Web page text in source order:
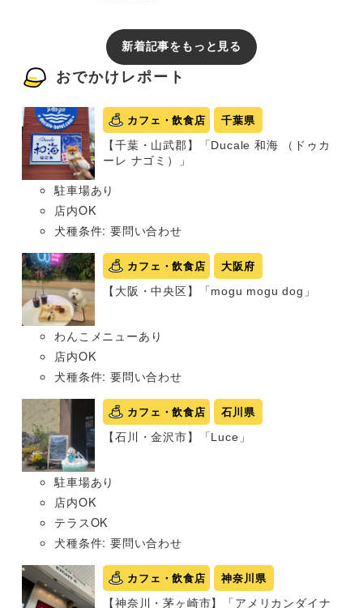
新着記事をもっと見る
おでかけレポート
カフェ・飲食店 千葉県
【千葉・山武郡】「Ducale 和海 （ドゥカ
ーレ ナゴミ）」
駐車場あり
店内OK
犬種条件: 要問い合わせ
カフェ・飲食店 大阪府
【大阪・中央区】「mogu mogu dog」
わんこメニューあり
店内OK
犬種条件: 要問い合わせ
カフェ・飲食店 石川県
【石川・金沢市】「Luce」
駐車場あり
店内OK
テラスOK
犬種条件: 要問い合わせ
カフェ・飲食店 神奈川県
【神奈川・茅ヶ崎市】「アメリカンダイナ